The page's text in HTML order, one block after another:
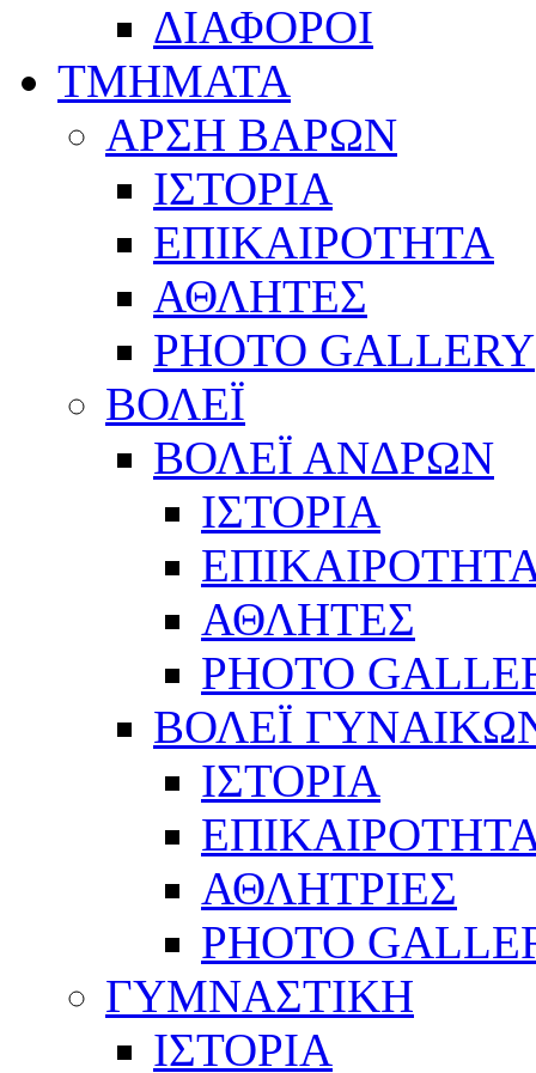
ΔΙΑΦΟΡΟΙ
ΤΜΗΜΑΤΑ
ΑΡΣΗ ΒΑΡΩΝ
ΙΣΤΟΡΙΑ
ΕΠΙΚΑΙΡΟΤΗΤΑ
ΑΘΛΗΤΕΣ
PHOTO GALLERY
ΒΟΛΕΪ
ΒΟΛΕΪ ΑΝΔΡΩΝ
ΙΣΤΟΡΙΑ
ΑΘΛΗΤΕΣ
PHOTO
ΒΟΛΕΪ
ΙΣΤΟΡΙΑ
ΑΘΛΗΤΡΙΕΣ
PHOTO
ΓΥΜΝΑΣΤΙΚΗ
ΙΣΤΟΡΙΑ